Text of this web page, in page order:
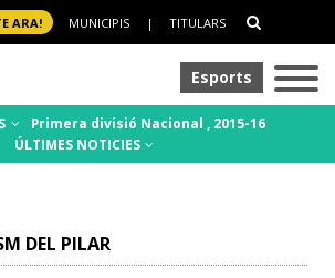
ARA! MUNICIPIS | TITULARS
Esports
Primera divisió Nacional , 2015-16
ÚLTIMES NOTICIES
DEL PILAR